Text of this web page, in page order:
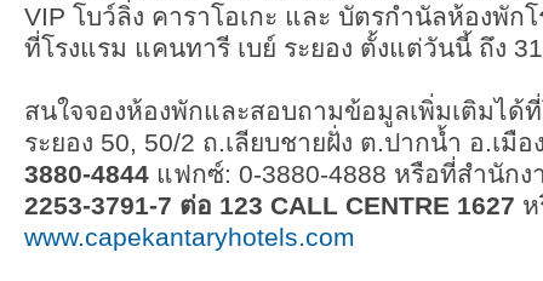
VIP โบว์ลิ่ง คาราโอเกะ และ บัตรกำนัลห้องพัก
ที่โรงแรม แคนทารี เบย์ ระยอง ตั้งแต่วันนี้ ถึง
สนใจจองห้องพักและสอบถามข้อมูลเพิ่มเติมได้
ระยอง 50, 50/2 ถ.เลียบชายฝั่ง ต.ปากน้ำ อ.เมื
3880-4844 แฟกซ์: 0-3880-4888 หรือที่สำนักง
2253-3791-7 ต่อ 123 CALL CENTRE 1627
www.capekantaryhotels.com